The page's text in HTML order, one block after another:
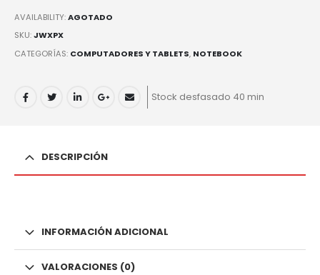
AVAILABILITY:AGOTADO
SKU:JWXPX
CATEGORÍAS: COMPUTADORES Y TABLETS, NOTEBOOK
Stock desfasado 40 min
DESCRIPCIÓN
INFORMACIÓN ADICIONAL
VALORACIONES (0)